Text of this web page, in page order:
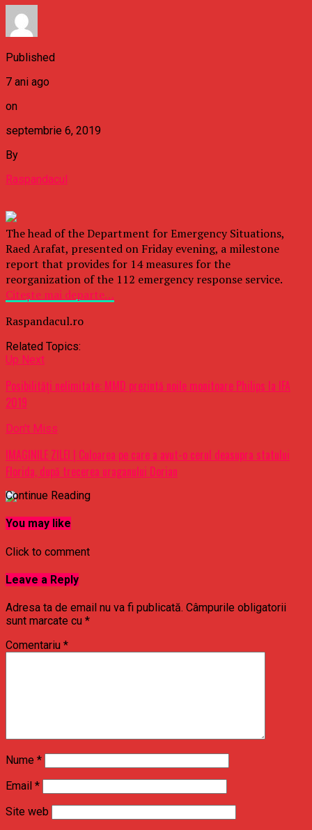
Published
7 ani ago
on
septembrie 6, 2019
By
Raspandacul
The head of the Department for Emergency Situations,
Raed Arafat, presented on Friday evening, a milestone
report that provides for 14 measures for the
reorganization of the 112 emergency response service.
Citește mai departe…
Raspandacul.ro
Related Topics:
Up Next
Posibilități nelimitate: MMD prezintă noile monitoare Philips la IFA
2019
Don't Miss
IMAGINILE ZILEI | Culoarea pe care a avut-o cerul deasupra statului
Florida, după trecerea uraganului Dorian
Continue Reading
You may like
Click to comment
Leave a Reply
Adresa ta de email nu va fi publicată. Câmpurile obligatorii
sunt marcate cu *
Comentariu *
Nume *
Email *
Site web